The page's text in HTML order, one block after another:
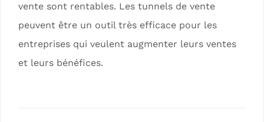
vente sont rentables. Les tunnels de vente
peuvent être un outil très efficace pour les
entreprises qui veulent augmenter leurs ventes
et leurs bénéfices.